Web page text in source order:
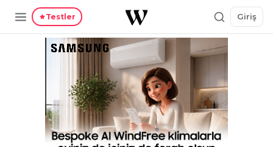
Testler Giriş